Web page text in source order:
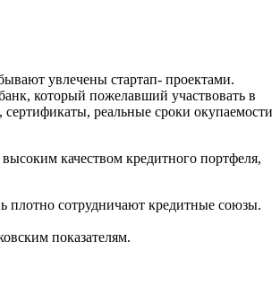
увлечены стартап- проектами.
который пожелавший участвовать в
реальные сроки окупаемости
качеством кредитного портфеля,
плотно сотрудничают кредитные союзы.
показателям.